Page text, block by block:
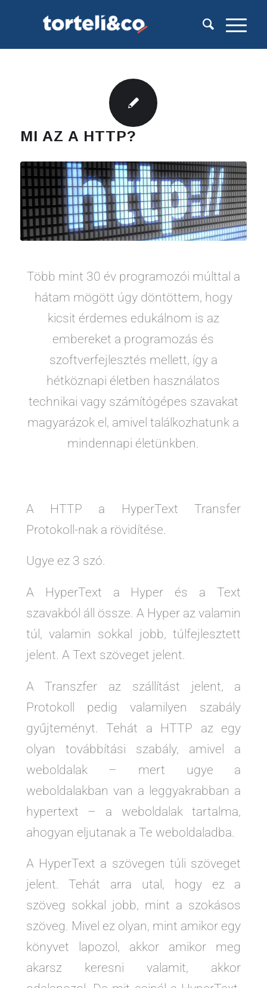
MI AZ A HTTP?
Több mint 30 év programozói múlttal a
hátam mögött úgy döntöttem, hogy
kicsit érdemes edukálnom is az
embereket a programozás és
szoftverfejlesztés mellett, így a
hétköznapi életben használatos
technikai vagy számítógépes szavakat
magyarázok el, amivel találkozhatunk a
mindennapi életünkben.
A HTTP a HyperText Transfer
Protokoll-nak a rövidítése.
Ugye ez 3 szó.
A HyperText a Hyper és a Text
szavakból áll össze. A Hyper az valamin
túl, valamin sokkal jobb, túlfejlesztett
jelent. A Text szöveget jelent.
A Transzfer az szállítást jelent, a
Protokoll pedig valamilyen szabály
gyűjteményt. Tehát a HTTP az egy
olyan továbbítási szabály, amivel a
weboldalak – mert ugye a
weboldalakban van a leggyakrabban a
hypertext – a weboldalak tartalma,
ahogyan eljutanak a Te weboldaladba.
A HyperText a szövegen túli szöveget
jelent. Tehát arra utal, hogy ez a
szöveg sokkal jobb, mint a szokásos
szöveg. Mivel ez olyan, mint amikor egy
könyvet lapozol, akkor amikor meg
akarsz keresni valamit, akkor